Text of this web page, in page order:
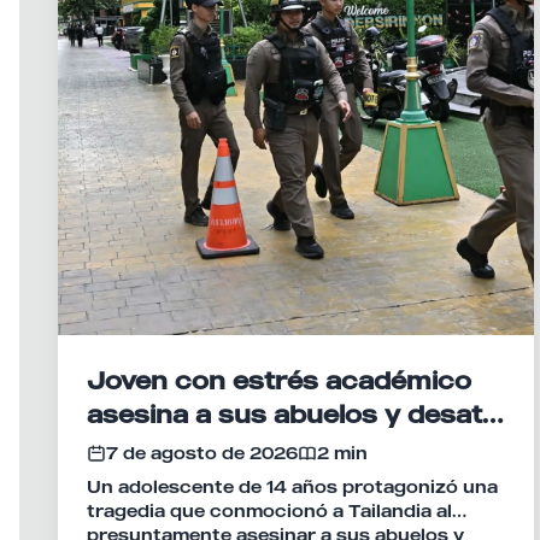
Joven con estrés académico
asesina a sus abuelos y desata
tiroteo en escuela de Tailandia
7 de agosto de 2026
2 min
Un adolescente de 14 años protagonizó una
tragedia que conmocionó a Tailandia al
presuntamente asesinar a sus abuelos y